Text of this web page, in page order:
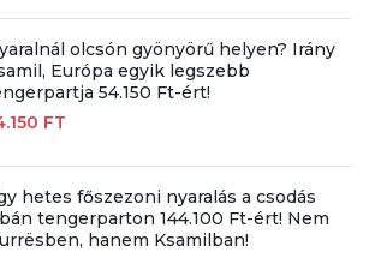
olcsón gyönyörű helyen? Irány
Európa egyik legszebb
54.150 Ft-ért!
FT
hetes főszezoni nyaralás a csodás
tengerparton 144.100 Ft-ért! Nem
hanem Ksamilban!